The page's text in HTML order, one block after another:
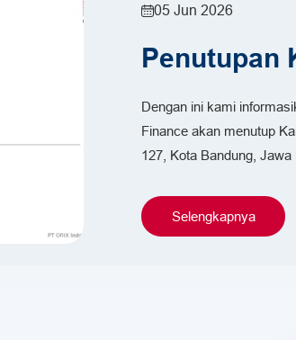
05 Jun 2026
Penutupan
Dengan ini kami
Finance akan menutup
127, Kota Bandung,
Selengkapnya